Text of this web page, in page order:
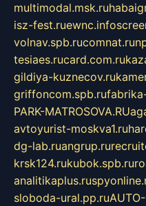
multimodal.msk.ru
isz-fest.ruewnc.info
volnav.spb.rucomnat.ru
tesiaes.rucard.com.ru
gildiya-kuznecov.ru
griffoncom.spb.ru
PARK-MATROSOVA.RU
avtoyurist-moskva1.ru
dg-lab.ruangrup.ru
krsk124.rukubok.spb.ru
analitikaplus.ru
sloboda-ural.pp.ru